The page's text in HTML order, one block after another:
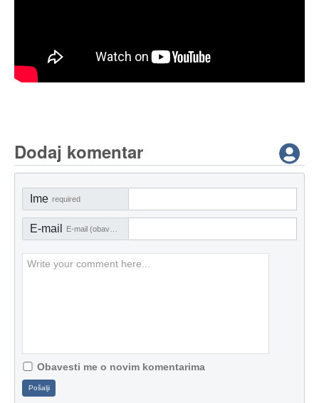
Dodaj komentar
Ime required
E-mail
Obavesti me o novim komentarima
Pošalji